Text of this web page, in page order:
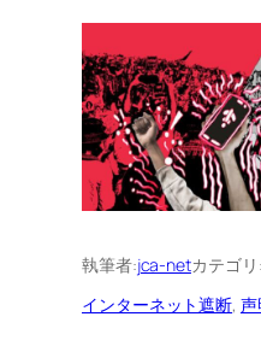
執筆者:jca-netカテゴリ:
インターネット遮断,